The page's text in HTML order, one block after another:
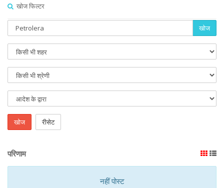
खोज फिल्टर
खोज
खोज रीसेट
परिणाम
नहीं पोस्ट